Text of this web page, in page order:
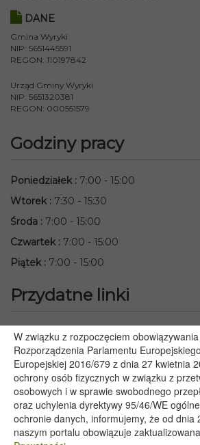
DANE
Gmina Wyryki
NIP: 5651445591
REGON: 110197842
Urząd Gminy Wyryki
NIP: 5651320381
REGON: 000551579
Godziny pracy
Poniedziałek: 7:00 - 15:00
Wtorek: 7:30 - 15:30
Środa : 7:00 - 15:00
Czwartek: 7:00 - 15:00
Piątek: 7:00 - 15:00
Przydatne linki
Starostwo Powiatowe we Włodawie
Lubelski Urząd Wojewódzki w Lublinie
Urząd Marszałkowski Województwa
Serwis Rzeczypospolitej Polskiej
PGE – Planowane wyłączenia prądu
Poczta E-mail
W związku z rozpoczęciem
Rozporządzenia Parlamentu
Europejskiej 2016/679 z dnia 27 kwietnia
ochrony osób fizycznych w związku z
osobowych i w sprawie swobodnego
oraz uchylenia dyrektywy 95/46/WE
ochronie danych, informujemy, że od dnia
naszym portalu obowiązuje zaktualizowana